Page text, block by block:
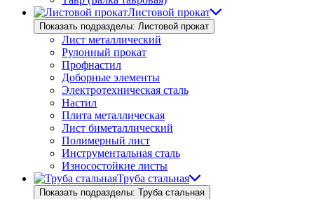
Листовой прокат
Показать подразделы: Листовой прокат
Лист металлический
Рулонный прокат
Профнастил
Доборные элементы
Электротехническая сталь
Настил
Плита металлическая
Лист биметаллический
Полимерный лист
Инструментальная сталь
Износостойкие листы
Труба стальная
Показать подразделы: Труба стальная